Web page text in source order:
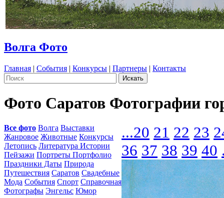
Волга Фото
Главная | События | Конкурсы | Партнеры | Контакты
Фото Саратов Фотографии
Все фото Волга Выставки
Жанровое Животные Конкурсы
Летопись Литература Истории
Пейзажи Портреты Портфолио
Праздники Даты Природа
Путешествия Саратов Свадебные
Мода События Спорт Справочная
Фотографы Энгельс Юмор
...20 21 22 23
36 37 38 39 40